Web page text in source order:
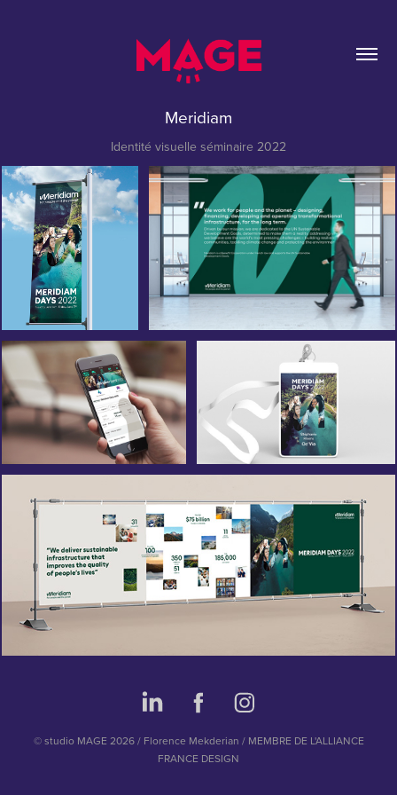
Meridiam
Identité visuelle séminaire 2022
© studio MAGE 2026 / Florence Mekderian / MEMBRE DE L'ALLIANCE
FRANCE DESIGN